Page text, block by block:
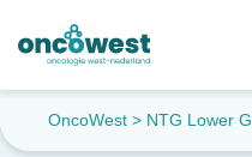
OncoWest > NTG Lower GI